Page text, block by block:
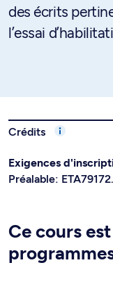
des écrits
l’essai
Crédits
Exigences
Préalable: ETA79172.
Ce cours